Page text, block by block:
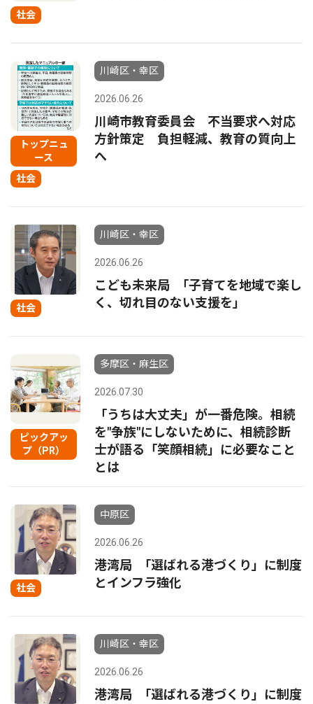
社会
トップニュ
ース
社会
川崎区・幸区
2026.06.26
川崎市教育委員会 不当要求へ対応
方針策定 負担軽減、教育の質向上
へ
社会
川崎区・幸区
2026.06.26
こども未来局 ｢子育てを地域で楽し
く、切れ目のない支援を｣
ピックアッ
プ（PR）
多摩区・麻生区
2026.07.30
「うちは大丈夫」が一番危険。相続
を"争族"にしないために、相続診断
士が語る「笑顔相続」に必要なこと
とは
社会
中原区
2026.06.26
港湾局 ｢選ばれる港づくり」に制度
とインフラ強化
川崎区・幸区
2026.06.26
港湾局 ｢選ばれる港づくり」に制度